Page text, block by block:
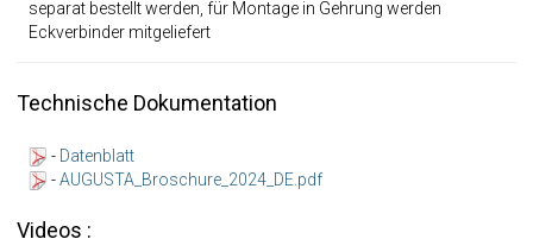
separat bestellt werden, für Montage in Gehrung werden
Eckverbinder mitgeliefert
Technische Dokumentation
- Datenblatt
-AUGUSTA_Broschure_2024_DE.pdf
Videos :